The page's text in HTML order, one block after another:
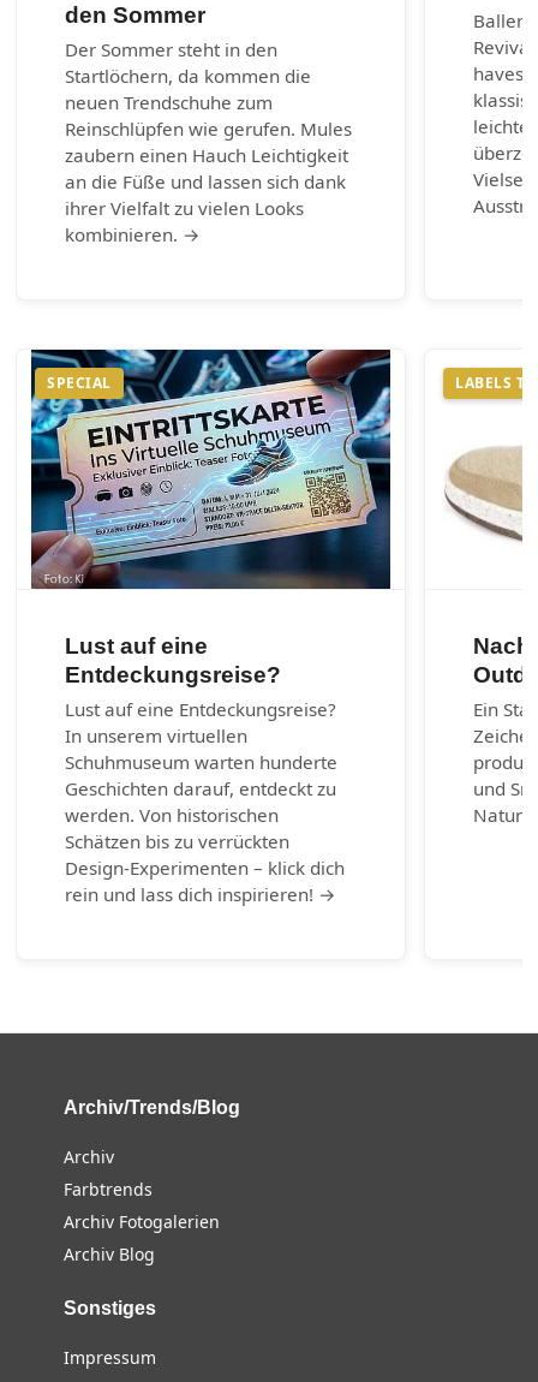
den Sommer
Der Sommer steht in den
Startlöchern, da kommen die
neuen Trendschuhe zum
Reinschlüpfen wie gerufen. Mules
zaubern einen Hauch Leichtigkeit
an die Füße und lassen sich dank
ihrer Vielfalt zu vielen Looks
kombinieren. →
haves
SPECIAL
Lust auf eine
Entdeckungsreise?
Lust auf eine Entdeckungsreise?
In unserem virtuellen
Schuhmuseum warten hunderte
Geschichten darauf, entdeckt zu
werden. Von historischen
Schätzen bis zu verrückten
Design-Experimenten – klick dich
rein und lass dich inspirieren! →
LABELS
Ein
und
Archiv/Trends/Blog
Archiv
Farbtrends
Archiv Fotogalerien
Archiv Blog
Sonstiges
Impressum